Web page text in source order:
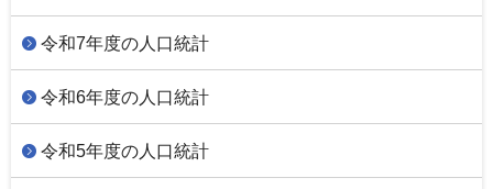
令和7年度の人口統計
令和6年度の人口統計
令和5年度の人口統計